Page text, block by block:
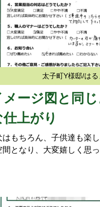
太子町Y様邸/はる
メージ図と同
仕上がり
はもちろん、子供達も楽
間となり、大変嬉しく思